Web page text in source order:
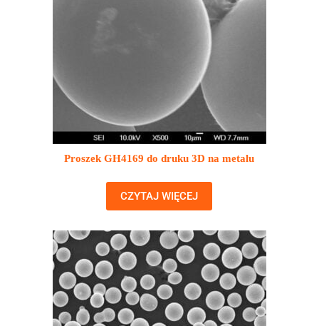
Proszek GH4169 do druku 3D na metalu
CZYTAJ WIĘCEJ